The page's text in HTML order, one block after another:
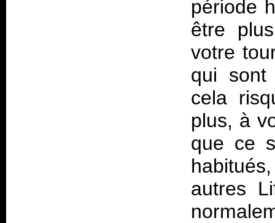
période
être
votre
qui sont
cela
plus, à
que ce
autres